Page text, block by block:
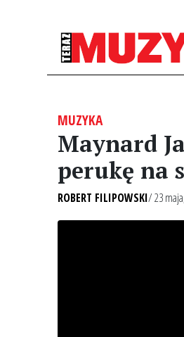
MUZYKA
Maynard
perukę na
ROBERT FILIPOWSKI/ 23